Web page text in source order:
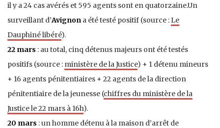
il y a 24 cas avérés et 595 agents sont en quatorzaine.Un
surveillant d’Avignon a été testé positif (source : Le
Dauphiné libéré).
22 mars : au total, cinq détenus majeurs ont été testés
positifs (source : ministère de la Justice) + 1 détenu mineurs
+ 16 agents pénitentiaires + 22 agents de la direction
pénitentiaire de la jeunesse (chiffres du ministère de la
Justice le 22 mars à 16h).
20 mars : un homme détenu à la maison d’arrêt de